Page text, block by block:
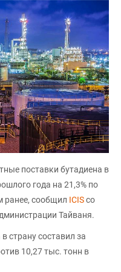
поставки бутадиена в
года на 21,3% по
ранее, сообщил ICISсо
Тайваня.
страну составил за
10,27 тыс. тонн в